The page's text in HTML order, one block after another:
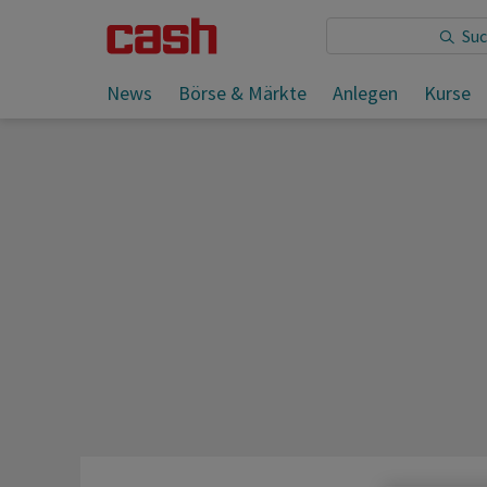
News Börse & Märkte Anlegen Kurse
Sie lesen: